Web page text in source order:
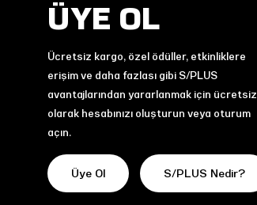
ÜYE OL
Ücretsiz kargo, özel ödüller, etkinliklere
erişim ve daha fazlası gibi S/PLUS
avantajlarından yararlanmak için ücretsiz
olarak hesabınızı oluşturun veya oturum
açın.
Üye Ol S/PLUS Nedir?